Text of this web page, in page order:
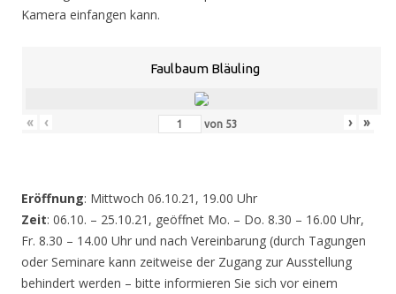
Kamera einfangen kann.
Faulbaum Bläuling
« ‹ von 53 › »
Eröffnung: Mittwoch 06.10.21, 19.00 Uhr
Zeit: 06.10. – 25.10.21, geöffnet Mo. – Do. 8.30 – 16.00 Uhr,
Fr. 8.30 – 14.00 Uhr und nach Vereinbarung (durch Tagungen
oder Seminare kann zeitweise der Zugang zur Ausstellung
behindert werden – bitte informieren Sie sich vor einem